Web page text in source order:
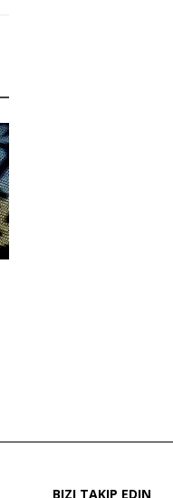
BIZI TAKIP EDIN